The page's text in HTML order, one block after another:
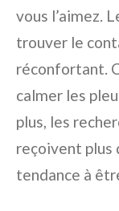
vous l’aimez.
trouver le
réconfortant.
calmer les
plus, les
reçoivent plus
tendance à